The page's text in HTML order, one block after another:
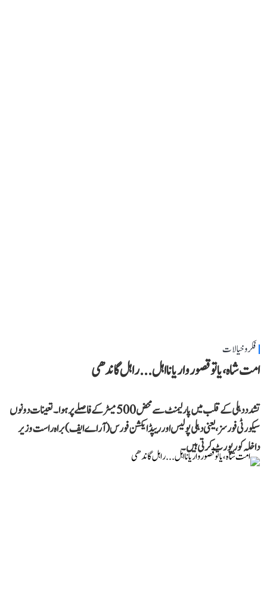
فکر و خیالات
امت شاہ، یا تو قصوروار یا نااہل... راہل گاندھی
تشدد دہلی کے قلب میں پارلیمنٹ سے محض 500 میٹر کے فاصلے پر ہوا۔ تعینات دونوں
سیکورٹی فورسز، یعنی دہلی پولیس اور ریپڈ ایکشن فورس (آر اے ایف) براہ راست وزیر
داخلہ کو رپورٹ کرتی ہیں۔